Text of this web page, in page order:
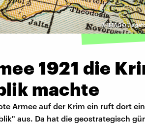
©IMAGO /
1921 die
machte
Armee auf der Krim ein ruft dort
aus. Da hat die geostrategisch